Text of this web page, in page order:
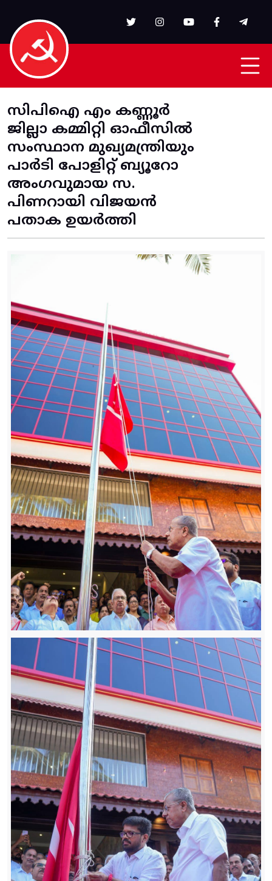
സിപിഐ എം കണ്ണൂർ
ജില്ലാ കമ്മിറ്റി ഓഫീസിൽ
സംസ്ഥാന മുഖ്യമന്ത്രിയും
പാർടി പോളിറ്റ് ബ്യൂറോ
അംഗവുമായ സ.
പിണറായി വിജയൻ
പതാക ഉയർത്തി